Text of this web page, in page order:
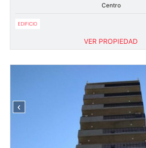
Centro
EDIFICIO
VER PROPIEDAD
‹